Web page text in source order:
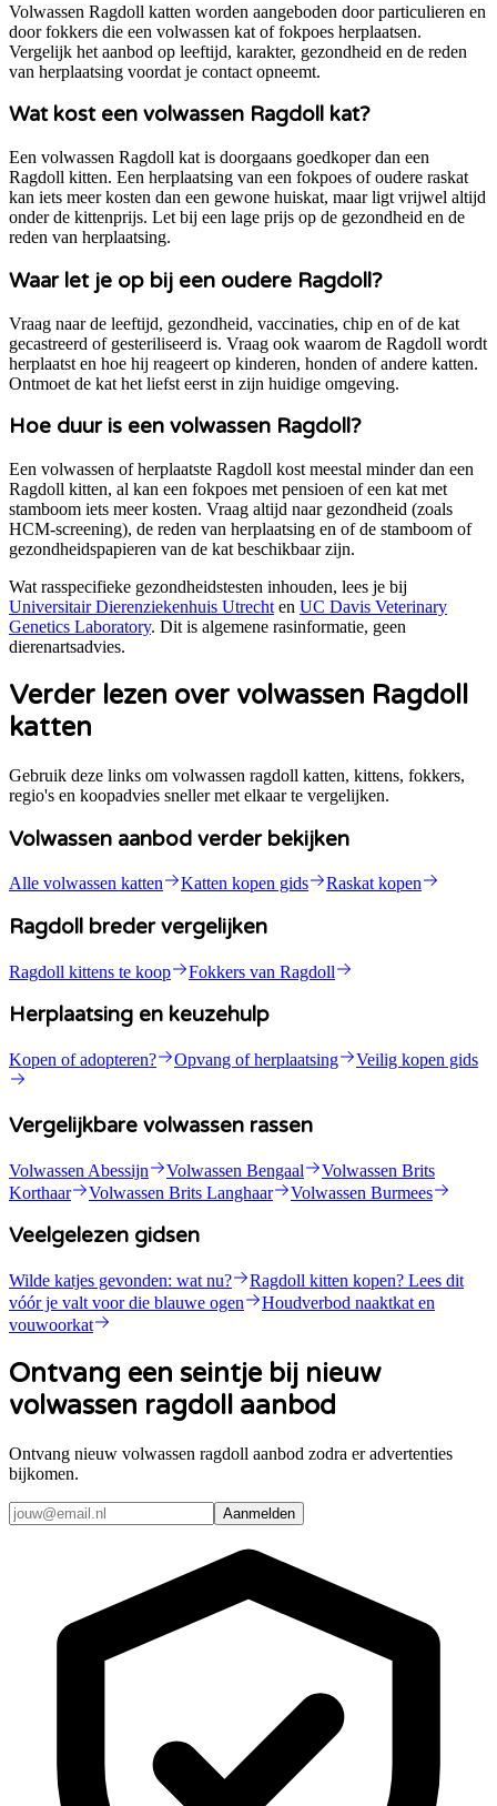
Volwassen Ragdoll katten worden aangeboden door particulieren en
door fokkers die een volwassen kat of fokpoes herplaatsen.
Vergelijk het aanbod op leeftijd, karakter, gezondheid en de reden
van herplaatsing voordat je contact opneemt.
Wat kost een volwassen Ragdoll kat?
Een volwassen Ragdoll kat is doorgaans goedkoper dan een
Ragdoll kitten. Een herplaatsing van een fokpoes of oudere raskat
kan iets meer kosten dan een gewone huiskat, maar ligt vrijwel altijd
onder de kittenprijs. Let bij een lage prijs op de gezondheid en de
reden van herplaatsing.
Waar let je op bij een oudere Ragdoll?
Vraag naar de leeftijd, gezondheid, vaccinaties, chip en of de kat
gecastreerd of gesteriliseerd is. Vraag ook waarom de Ragdoll wordt
herplaatst en hoe hij reageert op kinderen, honden of andere katten.
Ontmoet de kat het liefst eerst in zijn huidige omgeving.
Hoe duur is een volwassen Ragdoll?
Een volwassen of herplaatste Ragdoll kost meestal minder dan een
Ragdoll kitten, al kan een fokpoes met pensioen of een kat met
stamboom iets meer kosten. Vraag altijd naar gezondheid (zoals
HCM-screening), de reden van herplaatsing en of de stamboom of
gezondheidspapieren van de kat beschikbaar zijn.
Wat rasspecifieke gezondheidstesten inhouden, lees je bij
Universitair Dierenziekenhuis Utrecht en UC Davis Veterinary
Genetics Laboratory. Dit is algemene rasinformatie, geen
dierenartsadvies.
Verder lezen over volwassen Ragdoll
katten
Gebruik deze links om volwassen ragdoll katten, kittens, fokkers,
regio's en koopadvies sneller met elkaar te vergelijken.
Volwassen aanbod verder bekijken
Alle volwassen katten Katten kopen gids Raskat kopen
Ragdoll breder vergelijken
Ragdoll kittens te koop Fokkers van Ragdoll
Herplaatsing en keuzehulp
Kopen of adopteren? Opvang of herplaatsing Veilig kopen gids
Vergelijkbare volwassen rassen
Volwassen Abessijn Volwassen Bengaal
Volwassen Brits
Korthaar
Volwassen Brits Langhaar Volwassen Burmees
Veelgelezen gidsen
Wilde katjes gevonden: wat nu?
Ragdoll kitten kopen? Lees dit
vóór je valt voor die blauwe ogen
Houdverbod naaktkat en
vouwoorkat
Ontvang een seintje bij nieuw
volwassen ragdoll aanbod
Ontvang nieuw volwassen ragdoll aanbod zodra er advertenties
bijkomen.
Aanmelden